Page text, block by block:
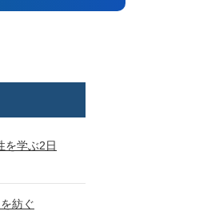
を学ぶ2日
紡ぐ